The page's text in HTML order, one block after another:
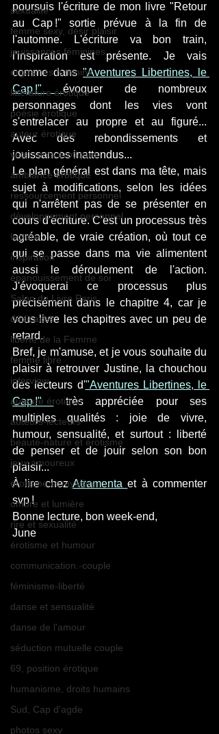
sexualité
femme sexy, désir plaisir
jouissances féminines
orgasmes féminins
littérature érotique
poésie érotique
auteur érotique
vêtements érotiques
ambiance érotique
ressourcement personnel
développement personnel
lecture
inspiration
épanouissement de soi
Salon du Livre Paris
dédicaces
liberté de la Femme
femme libre
interview
auteure érotique
auteurs-lecteurs
beauté-nature et érotisme
jeux amoureux
érotisme et mystère
ombre et lumière
rire et sexualité
érotisme et humour
communication.-couple
féminisme-liberté
danse et sensualité
danse de l'amour
séduction mutuelle couple
69, position érotique
humanisme, droits humains
Sud, Cap d'agde
photos sexy
poursuis l'écriture de mon livre "Retour
au Cap !" sortie prévue à la fin de
l'automne. L'écriture va bon train,
l'inspiration est présente. Je vais
comme dans "Aventures Libertines, le
Cap !" évoquer de nombreux
personnages dont les vies vont
s'entrelacer au propre et au figuré...
Avec des rebondissements et
jouissances inattendus...
Le plan général est dans ma tête, mais
sujet à modifications, selon les idées
qui n'arrêtent pas de se présenter en
cours d'écriture. C'est un processus très
agréable, de vraie création, où tout ce
qui se passe dans ma vie alimentent
aussi le déroulement de l'action.
J'évoquerai ce processus plus
précisément dans le chapitre 4, car je
vous livre les chapitres avec un peu de
retard.
Bref, je m'amuse, et je vous souhaite du
plaisir à retrouver Justine, la chouchou
des lecteurs d'"Aventures Libertines, le
Cap !" très appréciée pour ses
multiples qualités : joie de vivre,
humour, sensualité, et surtout : liberté
de penser et de jouir selon son bon
plaisir...
À lire chez Atramenta et à commenter
svp !
Bonne lecture, bon week-end,
June